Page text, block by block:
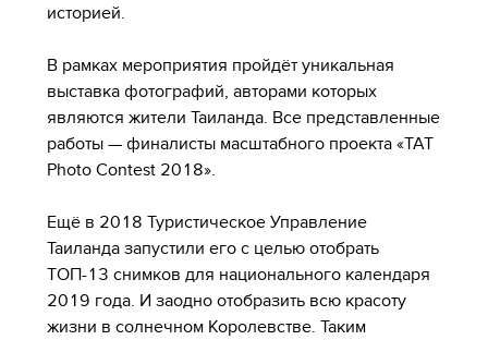
историей.
В рамках мероприятия пройдёт уникальная
выставка фотографий, авторами которых
являются жители Таиланда. Все представленные
работы — финалисты масштабного проекта «TAT
Photo Contest 2018».
Ещё в 2018 Туристическое Управление
Таиланда запустили его с целью отобрать
ТОП-13 снимков для национального календаря
2019 года. И заодно отобразить всю красоту
жизни в солнечном Королевстве. Таким